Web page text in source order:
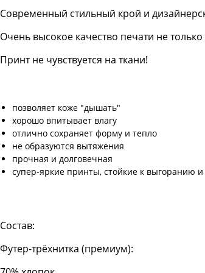
Современный стильный крой и
Очень высокое качество печати не
Принт не чувствуется на ткани!
позволяет коже "дышать"
хорошо впитывает влагу
отлично сохраняет форму и тепло
не образуются вытяжения
прочная и долговечная
супер-яркие принты, стойкие к выгоранию и
Состав:
Футер-трёхнитка (премиум):